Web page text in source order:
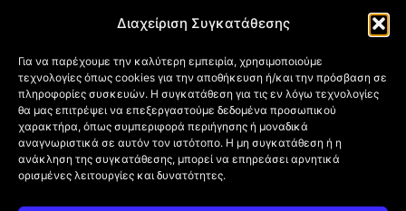
Διαχείριση Συγκατάθεσης
Για να παρέχουμε την καλύτερη εμπειρία, χρησιμοποιούμε
τεχνολογίες όπως cookies για την αποθήκευση ή/και την πρόσβαση σε
πληροφορίες συσκευών. Η συγκατάθεση για τις εν λόγω τεχνολογίες
θα μας επιτρέψει να επεξεργαστούμε δεδομένα προσωπικού
χαρακτήρα, όπως συμπεριφορά περιήγησης ή μοναδικά
αναγνωριστικά σε αυτόν τον ιστότοπο. Η μη συγκατάθεση ή η
ανάκληση της συγκατάθεσης, μπορεί να επηρεάσει αρνητικά
ορισμένες λειτουργίες και δυνατότητες.
Πληροφορίες
Πιστοποιήσεις
Όροι Χρήσης
Πολιτική απορρήτου